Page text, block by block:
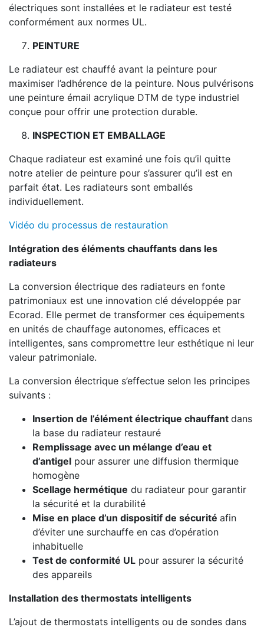
électriques sont installées et le radiateur est testé
conformément aux normes UL.
PEINTURE
Le radiateur est chauffé avant la peinture pour
maximiser l’adhérence de la peinture. Nous pulvérisons
une peinture émail acrylique DTM de type industriel
conçue pour offrir une protection durable.
INSPECTION ET EMBALLAGE
Chaque radiateur est examiné une fois qu’il quitte
notre atelier de peinture pour s’assurer qu’il est en
parfait état. Les radiateurs sont emballés
individuellement.
Vidéo du processus de restauration
Intégration des éléments chauffants dans les
radiateurs
La conversion électrique des radiateurs en fonte
patrimoniaux est une innovation clé développée par
Ecorad. Elle permet de transformer ces équipements
en unités de chauffage autonomes, efficaces et
intelligentes, sans compromettre leur esthétique ni leur
valeur patrimoniale.
La conversion électrique s’effectue selon les principes
suivants :
Insertion de l’élément électrique chauffant dans
la base du radiateur restauré
Remplissage avec un mélange d’eau et
d’antigel pour assurer une diffusion thermique
homogène
Scellage hermétique du radiateur pour garantir
la sécurité et la durabilité
Mise en place d’un dispositif de sécurité afin
d’éviter une surchauffe en cas d’opération
inhabituelle
Test de conformité UL pour assurer la sécurité
des appareils
Installation des thermostats intelligents
L’ajout de thermostats intelligents ou de sondes dans